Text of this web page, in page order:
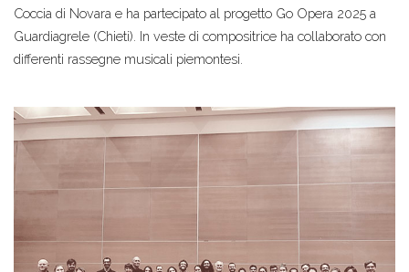
Coccia di Novara e ha partecipato al progetto Go Opera 2025 a
Guardiagrele (Chieti). In veste di compositrice ha collaborato con
differenti rassegne musicali piemontesi.